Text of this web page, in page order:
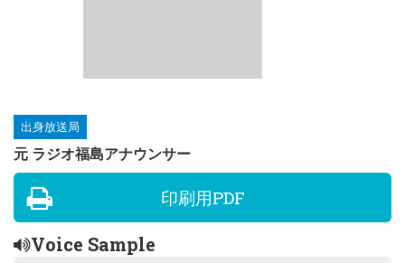
出身放送局
元 ラジオ福島アナウンサー
印刷用PDF
Voice Sample